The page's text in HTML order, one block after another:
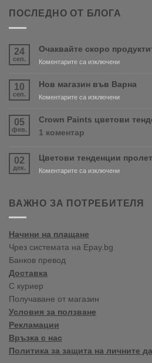
ПОСЛЕДНО ОТ БЛОГА
24
сеп.
Очаквайте скоро
Коментарите са изключениза
продуктите
RONSEAL
PURDY!
10
сеп.
Нов магазин във Варна
Коментарите са изключениза
05
фев.
Crown Paints цветови
1 коментар
цветови
тенденции
Лято
02
дек.
Цветови тенденции
Коментарите са изключениза
пролет-
ВАЖНО ЗА ПОТРЕБИТЕЛЯ
Начини на плащане
Чрез системата на Epay.bg
Банков превод
Доставка
С куриер
Получаване от магазин
Условия за ползване
Рекламации
Връзка с нас
Политика за защита на личните